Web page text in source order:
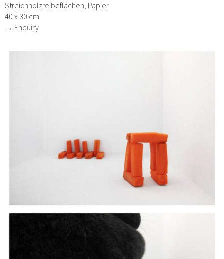
Streichholzreibeflächen, Papier
40 x 30 cm
→ Enquiry